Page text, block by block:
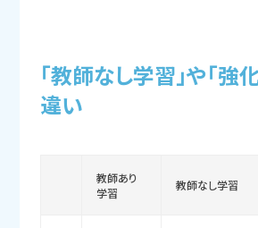
「教師なし学習」や「強
違い
教師あり
学習
教師なし学習